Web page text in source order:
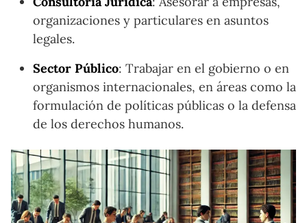
organizaciones y particulares en asuntos
legales.
Sector Público: Trabajar en el gobierno o en
organismos internacionales, en áreas como la
formulación de políticas públicas o la defensa
de los derechos humanos.